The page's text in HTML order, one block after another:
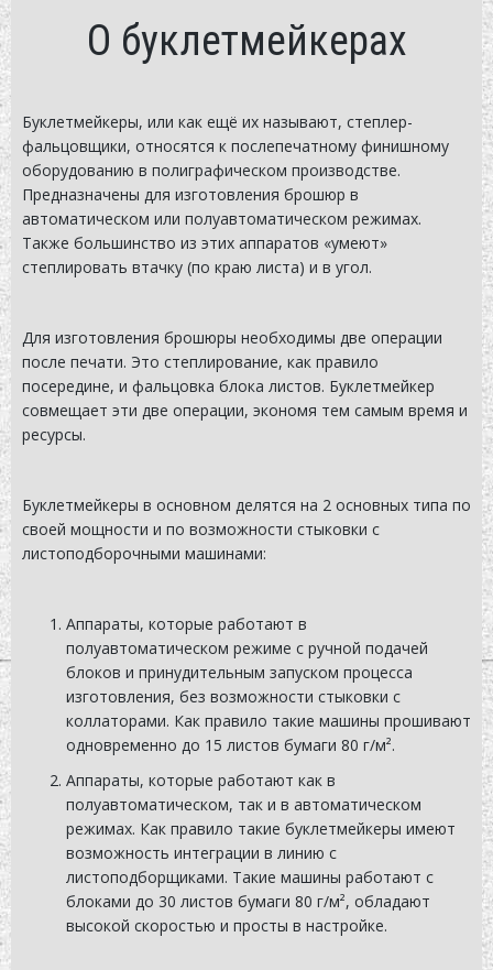
О буклетмейкерах
Буклетмейкеры, или как ещё их называют, степлер-
фальцовщики, относятся к послепечатному финишному
оборудованию в полиграфическом производстве.
Предназначены для изготовления брошюр в
автоматическом или полуавтоматическом режимах.
Также большинство из этих аппаратов «умеют»
степлировать втачку (по краю листа) и в угол.
Для изготовления брошюры необходимы две операции
после печати. Это степлирование, как правило
посередине, и фальцовка блока листов. Буклетмейкер
совмещает эти две операции, экономя тем самым время и
ресурсы.
Буклетмейкеры в основном делятся на 2 основных типа по
своей мощности и по возможности стыковки с
листоподборочными машинами:
Аппараты, которые работают в
полуавтоматическом режиме с ручной подачей
блоков и принудительным запуском процесса
изготовления, без возможности стыковки с
коллаторами. Как правило такие машины прошивают
одновременно до 15 листов бумаги 80 г/м².
Аппараты, которые работают как в
полуавтоматическом, так и в автоматическом
режимах. Как правило такие буклетмейкеры имеют
возможность интеграции в линию с
листоподборщиками. Такие машины работают с
блоками до 30 листов бумаги 80 г/м², обладают
высокой скоростью и просты в настройке.